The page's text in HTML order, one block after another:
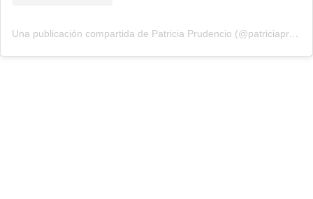
Una publicación compartida de Patricia Prudencio (@patriciaprudencio98)